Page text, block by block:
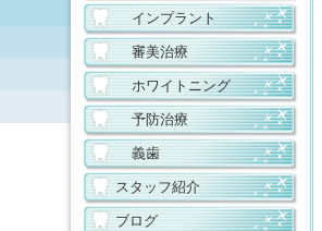
インプラント
審美治療
ホワイトニング
予防治療
義歯
スタッフ紹介
ブログ